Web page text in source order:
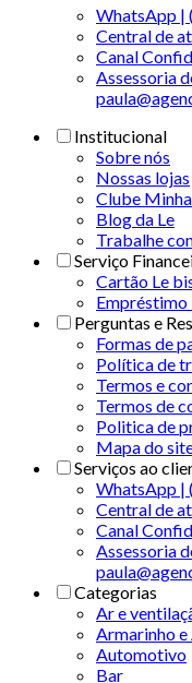
WhatsApp |
Central de
Canal
Assessoria
Institucional
Sobre nós
Nossas lojas
Clube
Blog da Le
Trabalhe
Serviço
Cartão Le
Perguntas e
Formas de
Política de
Termos e
Termos de
Politica de
Mapa do
Serviços ao
WhatsApp |
Central de
Canal
Assessoria
Categorias
Ar e
Armarinho
Automotivo
Bar